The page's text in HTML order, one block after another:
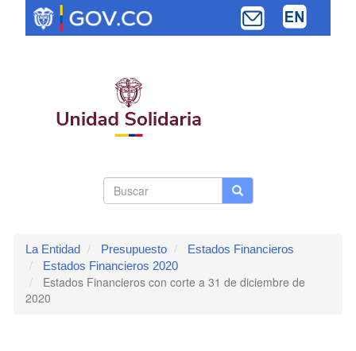
contenido
Buscar Buscar
La Entidad Presupuesto
Estados Financieros
Estados Financieros 2020
Estados Financieros con corte a 31 de diciembre de
2020